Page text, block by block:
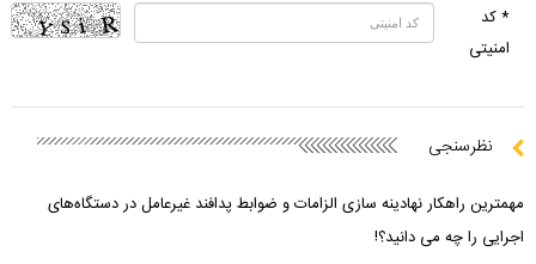
* کد
امنیتی
نظرسنجی
مهمترین راهکار نهادینه سازی الزامات و ضوابط پدافند غیرعامل در دستگاه‌های
اجرایی را چه می دانید؟!